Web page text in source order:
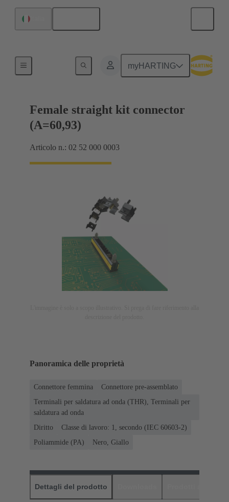
myHARTING
Collegamento scheda madre-scheda figlia
Female straight kit connector
(A=60,93)
Articolo n.: 02 52 000 0003
Panoramica delle proprietà
Connettore femmina
Connettore pre-assemblato
Terminali per saldatura ad onda (THR), Terminali per
saldatura ad onda
Diritto
Classe di lavoro: 1, secondo (IEC 60603-2)
Poliammide (PA)
Nero, Giallo
Dettagli del prodotto